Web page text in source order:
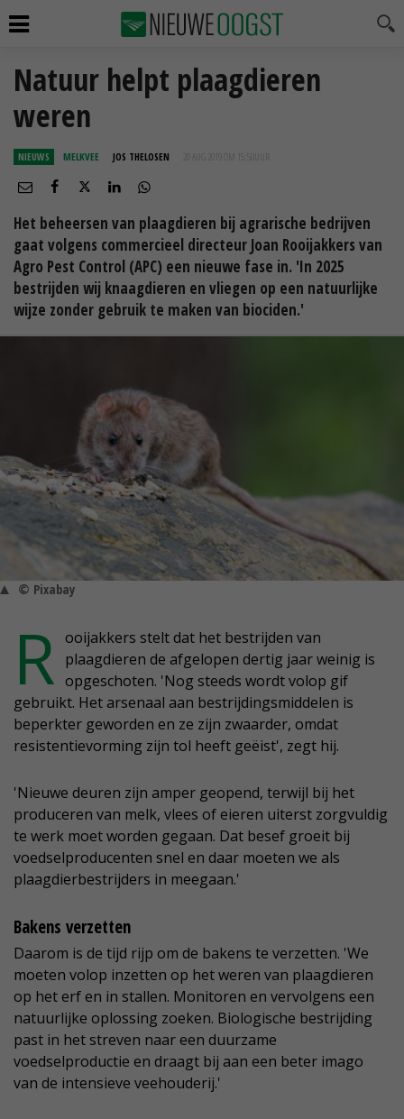
Natuur helpt plaagdieren
weren
NIEUWS MELKVEE JOS THELOSEN 20 AUG 2019 OM 15:50
Het beheersen van plaagdieren bij agrarische bedrijven
gaat volgens commercieel directeur Joan Rooijakkers van
Agro Pest Control (APC) een nieuwe fase in. 'In 2025
bestrijden wij knaagdieren en vliegen op een natuurlijke
wijze zonder gebruik te maken van biociden.'
© Pixabay
R ooijakkers stelt dat het bestrijden van
plaagdieren de afgelopen dertig jaar weinig is
opgeschoten. 'Nog steeds wordt volop gif
gebruikt. Het arsenaal aan bestrijdingsmiddelen is
beperkter geworden en ze zijn zwaarder, omdat
resistentievorming zijn tol heeft geëist', zegt hij.
'Nieuwe deuren zijn amper geopend, terwijl bij het
produceren van melk, vlees of eieren uiterst zorgvuldig
te werk moet worden gegaan. Dat besef groeit bij
voedselproducenten snel en daar moeten we als
plaagdierbestrijders in meegaan.'
Bakens verzetten
Daarom is de tijd rijp om de bakens te verzetten. 'We
moeten volop inzetten op het weren van plaagdieren
op het erf en in stallen. Monitoren en vervolgens een
natuurlijke oplossing zoeken. Biologische bestrijding
past in het streven naar een duurzame
voedselproductie en draagt bij aan een beter imago
van de intensieve veehouderij.'